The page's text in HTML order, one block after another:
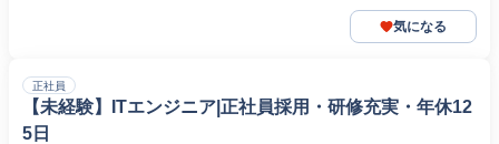
気になる
正社員
【未経験】ITエンジニア|正社員採用・研修充実・年休12
5日